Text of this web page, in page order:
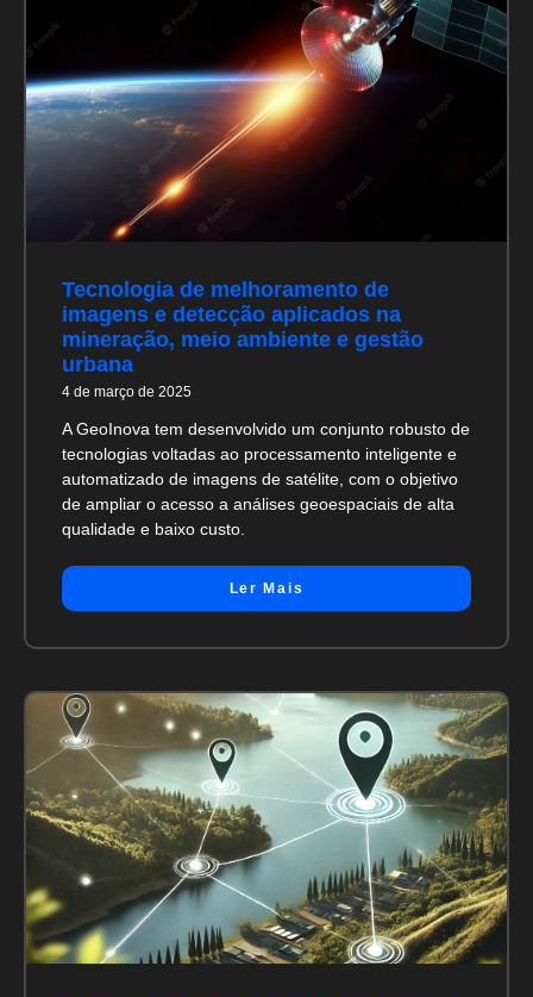
Tecnologia de melhoramento de
imagens e detecção aplicados na
mineração, meio ambiente e gestão
urbana
4 de março de 2025
A GeoInova tem desenvolvido um conjunto robusto de
tecnologias voltadas ao processamento inteligente e
automatizado de imagens de satélite, com o objetivo
de ampliar o acesso a análises geoespaciais de alta
qualidade e baixo custo.
Ler Mais